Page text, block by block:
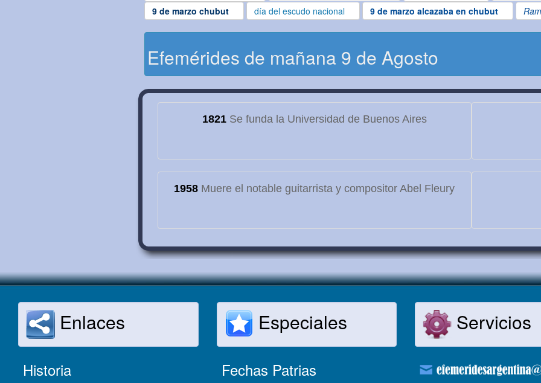
9 de marzo chubut día del escudo nacional 9 de marzo alcazaba en chubut
Efemérides de mañana 9 de Agosto
1821Se funda la Universidad de Buenos Aires
1958 Muere el notable guitarrista y compositor Abel Fleury
Enlaces
Historia
Especiales
Fechas Patrias
Servicios